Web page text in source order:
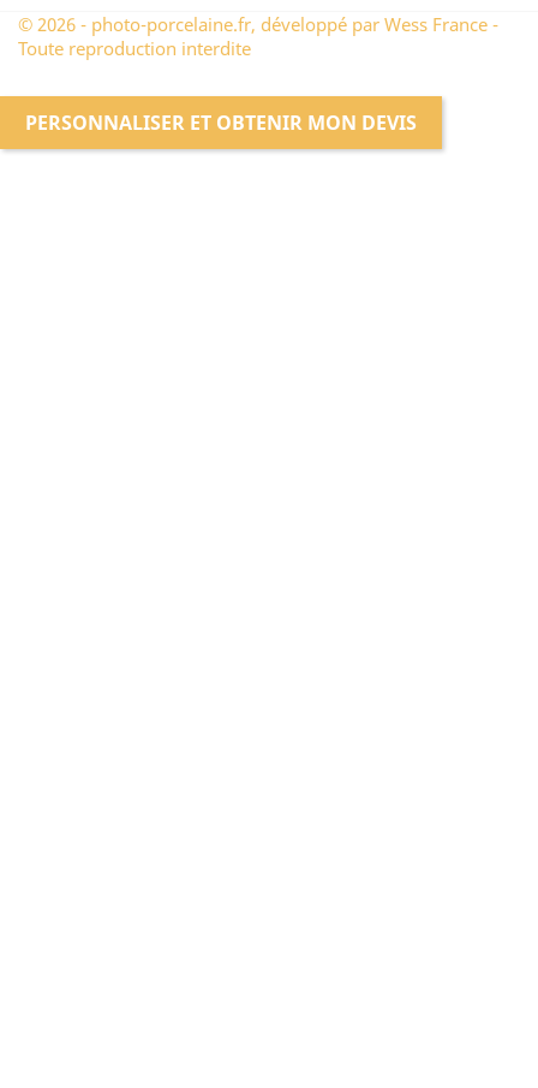
© 2026 - photo-porcelaine.fr, développé par Wess France -
Toute reproduction interdite
PERSONNALISER ET OBTENIR MON DEVIS